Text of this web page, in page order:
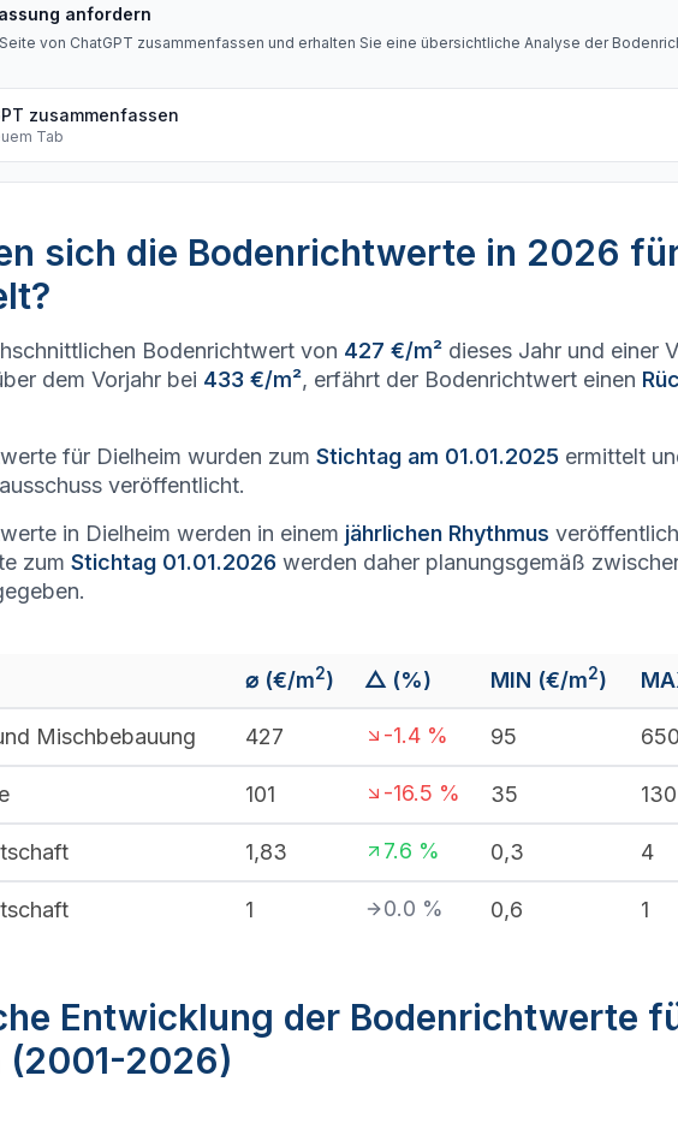
anfordern
von ChatGPT zusammenfassen und erhalten Sie eine übersichtliche Analyse der
zusammenfassen
Tab
sich die Bodenrichtwerte in 2026
Bodenrichtwert von 427 €/m² dieses Jahr und einer
dem Vorjahr bei 433 €/m², erfährt der Bodenrichtwert einen
für Dielheim wurden zum Stichtag am 01.01.2025 ermittelt
veröffentlicht.
in Dielheim werden in einem jährlichen Rhythmus
zum Stichtag 01.01.2026 werden daher planungsgemäß
⌀ (€/m2) △ (%) MIN (€/m2)
Mischbebauung 427 -1.4 % 95 650
101 -16.5 % 35 130
1,83 7.6 % 0,3 4
1 0.0 % 0,6 1
Entwicklung der Bodenrichtwerte
(2001-2026)